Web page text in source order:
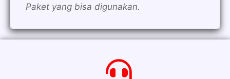
Paket yang bisa digunakan.